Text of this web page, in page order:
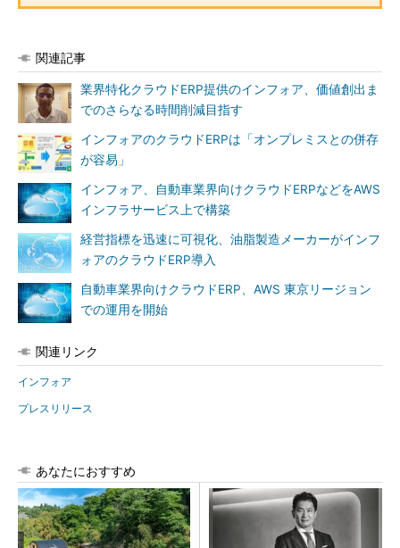
関連記事
業界特化クラウドERP提供のインフォア、価値創出ま
でのさらなる時間削減目指す
インフォアのクラウドERPは「オンプレミスとの併存
が容易」
インフォア、自動車業界向けクラウドERPなどをAWS
インフラサービス上で構築
経営指標を迅速に可視化、油脂製造メーカーがインフ
ォアのクラウドERP導入
自動車業界向けクラウドERP、AWS 東京リージョン
での運用を開始
関連リンク
インフォア
プレスリリース
あなたにおすすめ